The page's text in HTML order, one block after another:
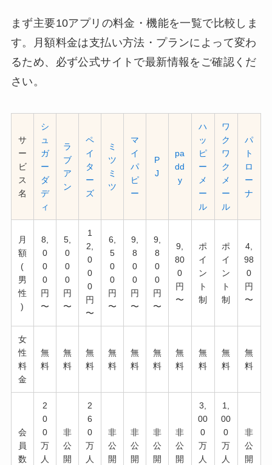
まず主要10アプリの料金・機能を一覧で比較しま
す。月額料金は支払い方法・プランによって変わ
るため、必ず公式サイトで最新情報をご確認くだ
さい。
サ
ー
ビ
ス
名
シ
ュ
ガ
ー
ダ
デ
ィ
ラ
ブ
ア
ン
ペ
イ
タ
ー
ズ
ミ
ツ
ミ
ツ
マ
イ
パ
ピ
ー
P
J
pa
dd
y
ハ
ッ
ピ
ー
メ
ー
ル
ワ
ク
ワ
ク
メ
ー
ル
パ
ト
ロ
ー
ナ
月
額
(
男
性
)
8,
0
0
0
円
〜
5,
0
0
0
円
〜
1
2,
0
0
0
円
〜
6,
5
0
0
円
〜
9,
8
0
0
円
〜
9,
8
0
0
円
〜
9,
80
0
円
〜
ポ
イ
ン
ト
制
ポ
イ
ン
ト
制
4,
98
0
円
〜
女
性
料
金
無
料
無
料
無
料
無
料
無
料
無
料
無
料
無
料
無
料
無
料
会
員
数
2
0
0
万
人
非
公
開
2
6
0
万
人
非
公
開
非
公
開
非
公
開
非
公
開
3,
00
0
万
人
1,
00
0
万
人
非
公
開